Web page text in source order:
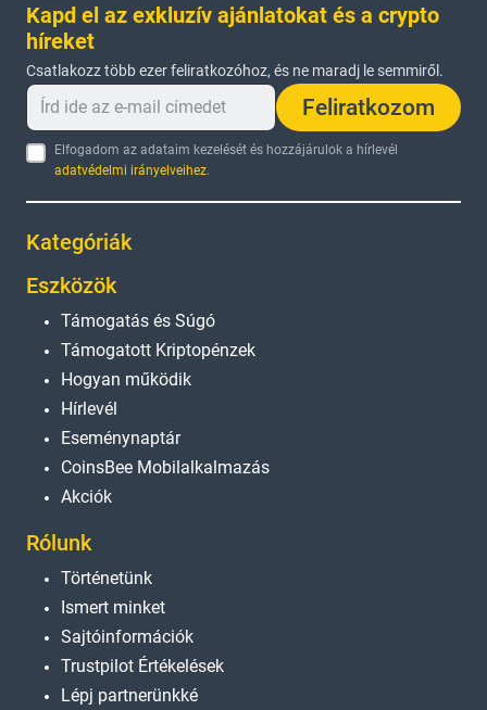
Kapd el az exkluzív ajánlatokat és a crypto
híreket
Csatlakozz több ezer feliratkozóhoz, és ne maradj le semmiről.
Feliratkozom
Elfogadom az adataim kezelését és hozzájárulok a hírlevél
adatvédelmi irányelveihez.
Kategóriák
Eszközök
Támogatás és Súgó
Támogatott Kriptopénzek
Hogyan működik
Hírlevél
Eseménynaptár
CoinsBee Mobilalkalmazás
Akciók
Rólunk
Történetünk
Ismert minket
Sajtóinformációk
Trustpilot Értékelések
Lépj partnerünkké